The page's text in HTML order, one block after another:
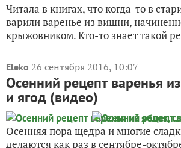
Читала в книгах, что когда-то в
варили варенье из вишни,
крыжовником. Кто-то знает такой
Eleko 26 сентября 2016, 10:07
Осенний рецепт варенья
и ягод (видео)
Осенняя пора щедра и многие
делаются как раз в сентябре-